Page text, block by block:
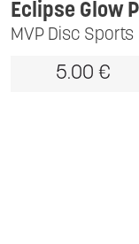
MVP Disc Sports
Eclipse Glow
5.00 €